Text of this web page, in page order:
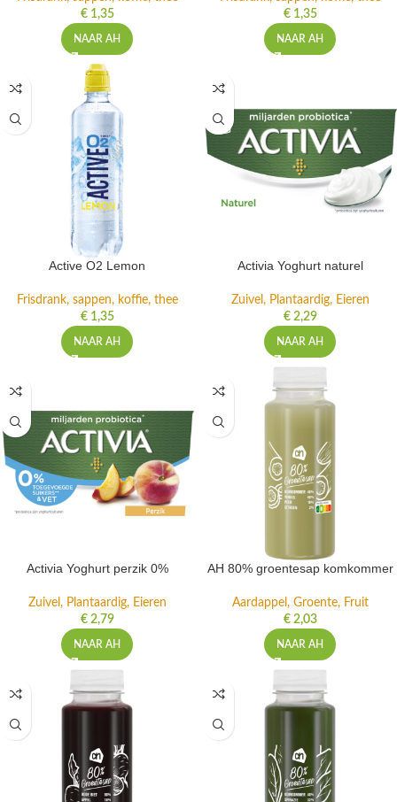
€1,35
NAAR AH
€1,35
NAAR AH
Active O2 Lemon
Frisdrank, sappen, koffie, thee
€1,35
NAAR AH
Activia Yoghurt naturel
Zuivel, Plantaardig, Eieren
€2,29
NAAR AH
Activia Yoghurt perzik 0%
Zuivel, Plantaardig, Eieren
€2,79
NAAR AH
AH 80% groentesap komkommer
Aardappel, Groente, Fruit
€2,03
NAAR AH